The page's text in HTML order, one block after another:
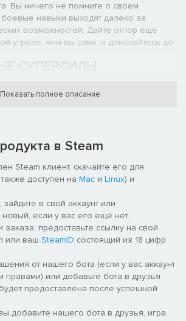
Вы ничего не помните о своем
навыки выходят далеко за
возможностей. Дайте отпор еще
угрозе, чем вы сами, и докопайтесь до
свои сверхчеловеческие силу и
влегкую отбрасывать целые волны
наемников. И это еще цветочки: как
чтобы уклониться от пуль, или стать
свернуть шеи ничего не подозревающим
Показать полное описание
в Steam
Steam клиент, скачайте его для
также доступен на Mac и Linux) и
зайдите в свой аккаунт или
новый, если у вас его еще нет.
предоставьте ссылку на свой
или ваш SteamID состоящий из 18 цифр
от нашего бота (если у вас аккаунт
правами) или добавьте бота в друзья
предоставлена после успешной
добавите нашего бота в друзья, игра